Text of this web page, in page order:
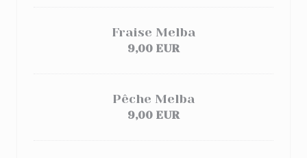
Fraise Melba
9,00 EUR
Pêche Melba
9,00 EUR